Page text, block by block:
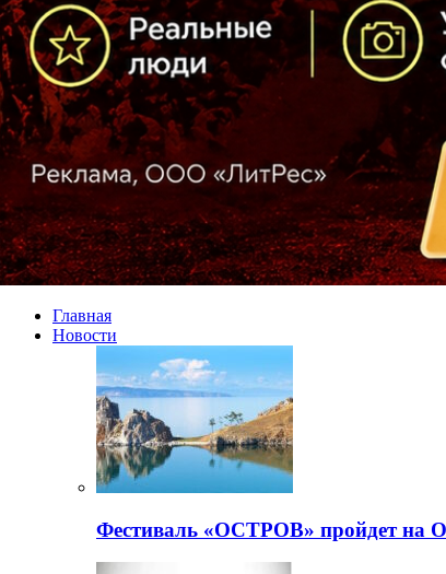
Главная
Новости
Фестиваль «ОСТРОВ» пройдет на